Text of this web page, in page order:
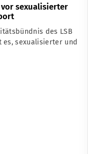
vor sexualisierter
des LSB
es, sexualisierter und